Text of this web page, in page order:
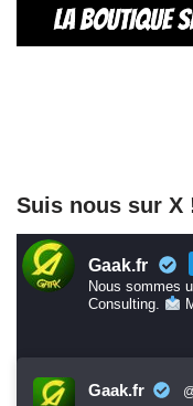
Suis nous sur X
Gaak.fr
Nous sommes
Consulting.
Gaak.fr